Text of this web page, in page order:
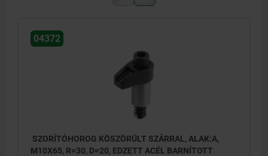
04372
SZORÍTÓHOROG KÖSZÖRÜLT SZÁRRAL, ALAK:A,
M10X65, R=30, D=20, EDZETT ACÉL BARNÍTOTT